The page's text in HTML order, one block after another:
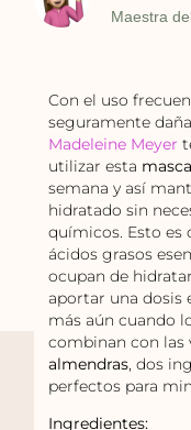
Maestra
Con el uso
seguramente
Madeleine Meyer
utilizar esta
semana y así
hidratado sin
químicos. Esto es
ácidos grasos
ocupan de
aportar una dosis
más aún cuando
combinan con las
almendras, dos
perfectos para
Ingredientes: